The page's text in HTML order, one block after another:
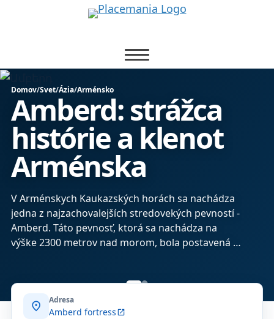
Domov/Svet/Ázia/Arménsko
Amberd: strážca
histórie a klenot
Arménska
V Arménskych Kaukazských horách sa nachádza
jedna z najzachovalejších stredovekých pevností -
Amberd. Táto pevnosť, ktorá sa nachádza na
výške 2300 metrov nad morom, bola postavená v
Ázie do Európy a ponúka nádherný výhľad na
okolitú krajinu.
location_on Adresa
Amberd fortressopen_in_new